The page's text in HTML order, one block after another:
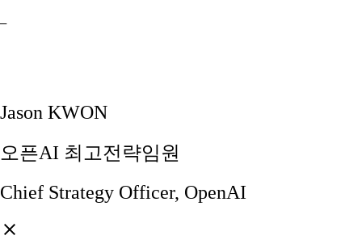
–
Jason KWON
오픈AI 최고전략임원
Chief Strategy Officer, OpenAI